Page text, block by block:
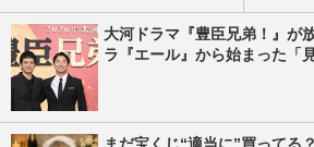
大河ドラマ『豊臣兄弟！』が
ラ『エール』から始まった「
まだ宝くじ“適当に”買ってる